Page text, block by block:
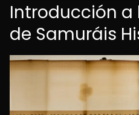
Introducción a
de Samuráis